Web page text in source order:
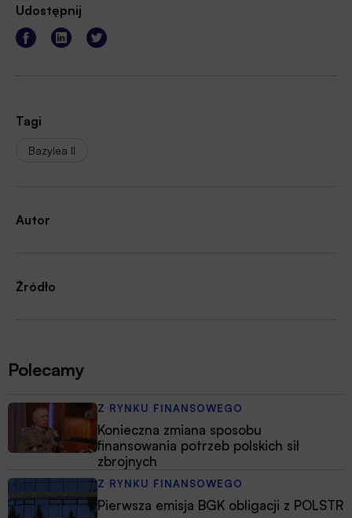
Udostępnij
Tagi
Bazylea II
Autor
Źródło
Polecamy
Z RYNKU FINANSOWEGO
Konieczna zmiana sposobu
finansowania potrzeb polskich sił
zbrojnych
Z RYNKU FINANSOWEGO
Pierwsza emisja BGK obligacji z POLSTR